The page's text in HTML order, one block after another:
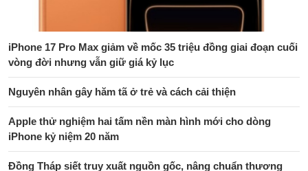
iPhone 17 Pro Max giảm về mốc 35 triệu đồng giai đoạn cuối
vòng đời nhưng vẫn giữ giá kỷ lục
Nguyên nhân gây hăm tã ở trẻ và cách cải thiện
Apple thử nghiệm hai tấm nền màn hình mới cho dòng
iPhone kỷ niệm 20 năm
Đồng Tháp siết truy xuất nguồn gốc, nâng chuẩn thương